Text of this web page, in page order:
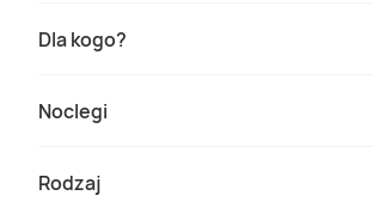
Dla kogo?
Noclegi
Rodzaj